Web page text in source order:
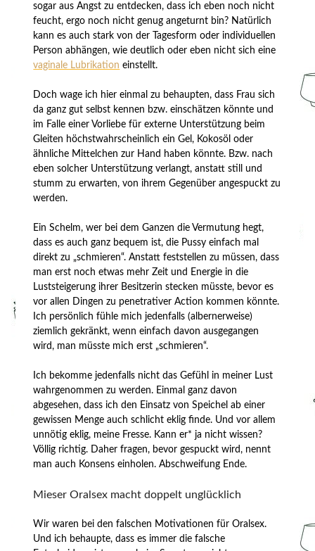
sogar aus Angst zu entdecken, dass ich eben noch nicht
feucht, ergo noch nicht genug angeturnt bin? Natürlich
kann es auch stark von der Tagesform oder individuellen
Person abhängen, wie deutlich oder eben nicht sich eine
vaginale Lubrikation einstellt.
Doch wage ich hier einmal zu behaupten, dass Frau sich
da ganz gut selbst kennen bzw. einschätzen könnte und
im Falle einer Vorliebe für externe Unterstützung beim
Gleiten höchstwahrscheinlich ein Gel, Kokosöl oder
ähnliche Mittelchen zur Hand haben könnte. Bzw. nach
eben solcher Unterstützung verlangt, anstatt still und
stumm zu erwarten, von ihrem Gegenüber angespuckt zu
werden.
Ein Schelm, wer bei dem Ganzen die Vermutung hegt,
dass es auch ganz bequem ist, die Pussy einfach mal
direkt zu „schmieren“. Anstatt feststellen zu müssen, dass
man erst noch etwas mehr Zeit und Energie in die
Luststeigerung ihrer Besitzerin stecken müsste, bevor es
vor allen Dingen zu penetrativer Action kommen könnte.
Ich persönlich fühle mich jedenfalls (albernerweise)
ziemlich gekränkt, wenn einfach davon ausgegangen
wird, man müsste mich erst „schmieren“.
Ich bekomme jedenfalls nicht das Gefühl in meiner Lust
wahrgenommen zu werden. Einmal ganz davon
abgesehen, dass ich den Einsatz von Speichel ab einer
gewissen Menge auch schlicht eklig finde. Und vor allem
unnötig eklig, meine Fresse. Kann er* ja nicht wissen?
Völlig richtig. Daher fragen, bevor gespuckt wird, nennt
man auch Konsens einholen. Abschweifung Ende.
Mieser Oralsex macht doppelt unglücklich
Wir waren bei den falschen Motivationen für Oralsex.
Und ich behaupte, dass es immer die falsche